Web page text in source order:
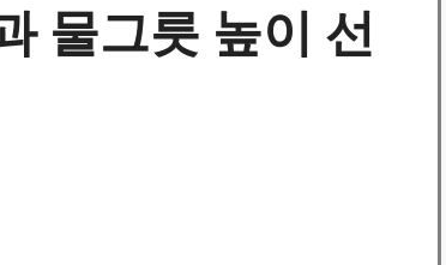
물그릇 높이 선